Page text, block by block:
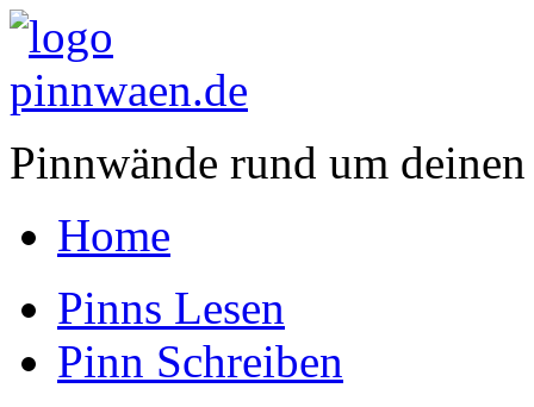
Pinnwände rund um
Home
Pinns Lesen
Pinn Schreiben